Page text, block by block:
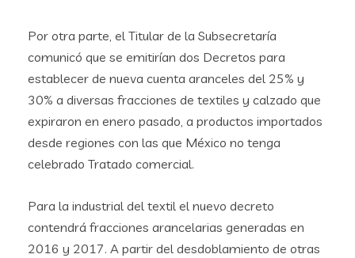
Por otra parte, el Titular de la Subsecretaría
comunicó que se emitirían dos Decretos para
establecer de nueva cuenta aranceles del 25% y
30% a diversas fracciones de textiles y calzado que
expiraron en enero pasado, a productos importados
desde regiones con las que México no tenga
celebrado Tratado comercial.
Para la industrial del textil el nuevo decreto
contendrá fracciones arancelarias generadas en
2016 y 2017. A partir del desdoblamiento de otras